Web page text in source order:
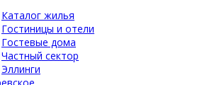
Каталог жилья
Гостиницы и отели
Гостевые дома
Частный сектор
Эллинги